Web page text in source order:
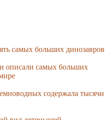
самых больших динозавров
описали самых больших
содержала тысячи